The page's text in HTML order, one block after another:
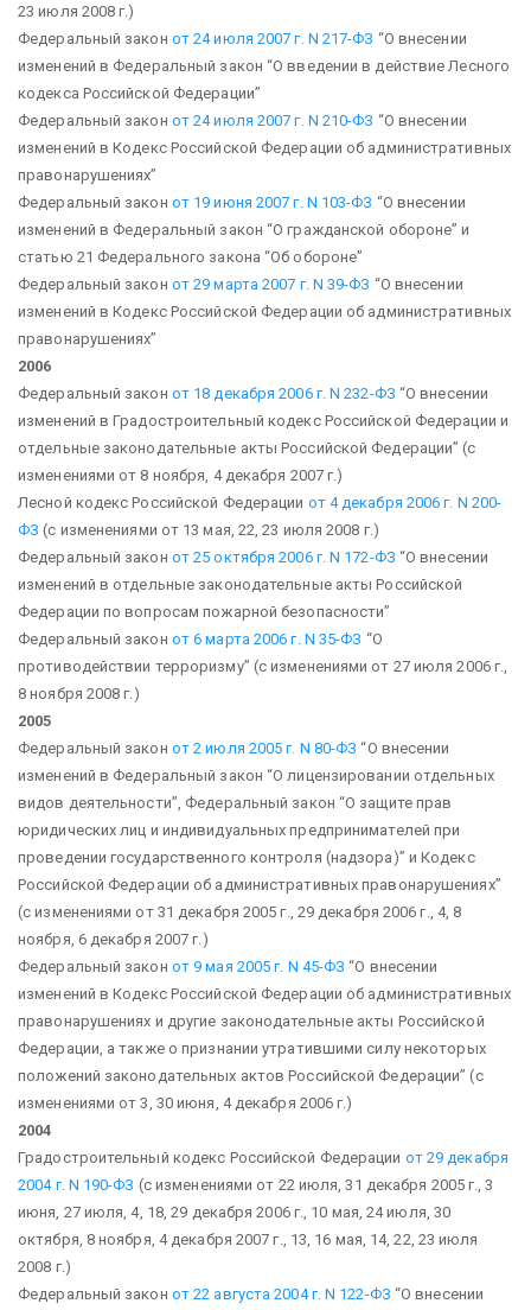
23 июля 2008 г.)
Федеральный закон от 24 июля 2007 г. N 217-ФЗ “О внесении
изменений в Федеральный закон “О введении в действие Лесного
кодекса Российской Федерации”
Федеральный закон от 24 июля 2007 г. N 210-ФЗ “О внесении
изменений в Кодекс Российской Федерации об административных
правонарушениях”
Федеральный закон от 19 июня 2007 г. N 103-ФЗ “О внесении
изменений в Федеральный закон “О гражданской обороне” и
статью 21 Федерального закона “Об обороне”
Федеральный закон от 29 марта 2007 г. N 39-ФЗ “О внесении
изменений в Кодекс Российской Федерации об административных
правонарушениях”
2006
Федеральный закон от 18 декабря 2006 г. N 232-ФЗ “О внесении
изменений в Градостроительный кодекс Российской Федерации и
отдельные законодательные акты Российской Федерации” (с
изменениями от 8 ноября, 4 декабря 2007 г.)
Лесной кодекс Российской Федерации от 4 декабря 2006 г. N 200-
ФЗ (с изменениями от 13 мая, 22, 23 июля 2008 г.)
Федеральный закон от 25 октября 2006 г. N 172-ФЗ “О внесении
изменений в отдельные законодательные акты Российской
Федерации по вопросам пожарной безопасности”
Федеральный закон от 6 марта 2006 г. N 35-ФЗ “О
противодействии терроризму” (с изменениями от 27 июля 2006 г.,
8 ноября 2008 г.)
2005
Федеральный закон от 2 июля 2005 г. N 80-ФЗ “О внесении
изменений в Федеральный закон “О лицензировании отдельных
видов деятельности”, Федеральный закон “О защите прав
юридических лиц и индивидуальных предпринимателей при
проведении государственного контроля (надзора)” и Кодекс
Российской Федерации об административных правонарушениях”
(с изменениями от 31 декабря 2005 г., 29 декабря 2006 г., 4, 8
ноября, 6 декабря 2007 г.)
Федеральный закон от 9 мая 2005 г. N 45-ФЗ “О внесении
изменений в Кодекс Российской Федерации об административных
правонарушениях и другие законодательные акты Российской
Федерации, а также о признании утратившими силу некоторых
положений законодательных актов Российской Федерации” (с
изменениями от 3, 30 июня, 4 декабря 2006 г.)
2004
Градостроительный кодекс Российской Федерации от 29 декабря
2004 г. N 190-ФЗ (с изменениями от 22 июля, 31 декабря 2005 г., 3
июня, 27 июля, 4, 18, 29 декабря 2006 г., 10 мая, 24 июля, 30
октября, 8 ноября, 4 декабря 2007 г., 13, 16 мая, 14, 22, 23 июля
2008 г.)
Федеральный закон от 22 августа 2004 г. N 122-ФЗ “О внесении